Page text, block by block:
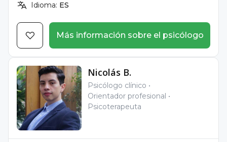
Idioma: ES
Más información sobre el psicólogo
Nicolás B.
Psicólogo clínico
Orientador profesional
Psicoterapeuta